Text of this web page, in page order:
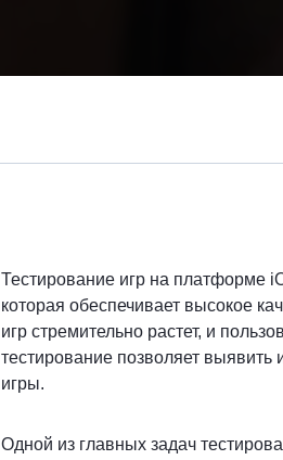
Тестирование игр на платформе
которая обеспечивает высокое
игр стремительно растет, и
тестирование позволяет выявить
игры.
Одной из главных задач